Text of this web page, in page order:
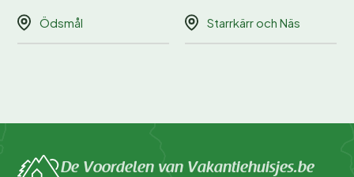
Ödsmål Starrkärr och Näs
De Voordelen van Vakantiehuisjes.be